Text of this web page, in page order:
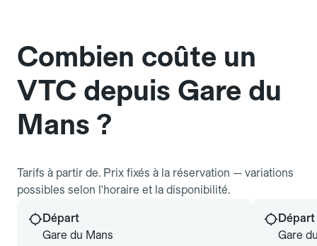
Combien coûte un
VTC depuis Gare du
Mans ?
Tarifs à partir de. Prix fixés à la réservation — variations
possibles selon l'horaire et la disponibilité.
Départ
Gare du Mans
Départ
Gare